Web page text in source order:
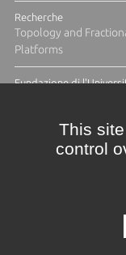
Recherche
Topology and
Platforms
Fundazione di
Crédits et mentions
This
control